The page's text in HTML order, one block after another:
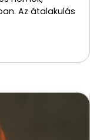
Az átalakulás